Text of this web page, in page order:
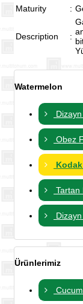
Maturity
:
Description :
Watermelon
Dizayn
Obez
Tartan
Dizayn
Ürünlerimiz